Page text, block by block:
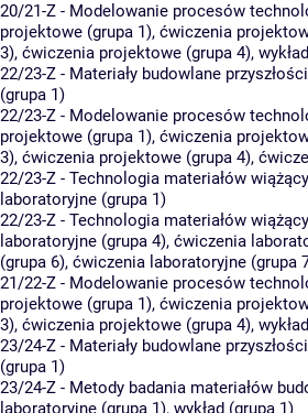
20/21-Z - Modelowanie procesów
projektowe (grupa 1), ćwiczenia
3), ćwiczenia projektowe (grupa 4),
22/23-Z - Materiały budowlane przyszłości
(grupa 1)
22/23-Z - Modelowanie procesów
projektowe (grupa 1), ćwiczenia
3), ćwiczenia projektowe (grupa 4),
22/23-Z - Technologia materiałów
laboratoryjne (grupa 1)
22/23-Z - Technologia materiałów
laboratoryjne (grupa 4), ćwiczenia
(grupa 6), ćwiczenia laboratoryjne (grupa
21/22-Z - Modelowanie procesów
projektowe (grupa 1), ćwiczenia
3), ćwiczenia projektowe (grupa 4),
23/24-Z - Materiały budowlane przyszłości
(grupa 1)
23/24-Z - Metody badania materiałów
laboratoryjne (grupa 1), wykład (grupa 1)